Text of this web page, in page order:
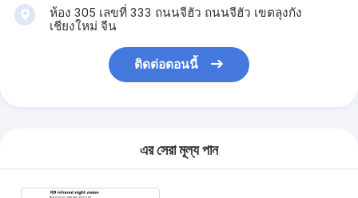
ห้อง 305 เลขที่ 333 ถนนจีฮัว ถนนจีฮัว เขตลุงกัง
เชียงใหม่ จีน
ติดต่อตอนนี้
এর সেরা মূল্য পান